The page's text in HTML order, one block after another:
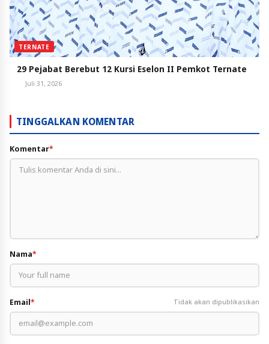
TERNATE
29 Pejabat Berebut 12 Kursi Eselon II Pemkot Ternate
Juli 31, 2026
TINGGALKAN KOMENTAR
Komentar*
Nama*
Email* Tidak akan dipublikasikan